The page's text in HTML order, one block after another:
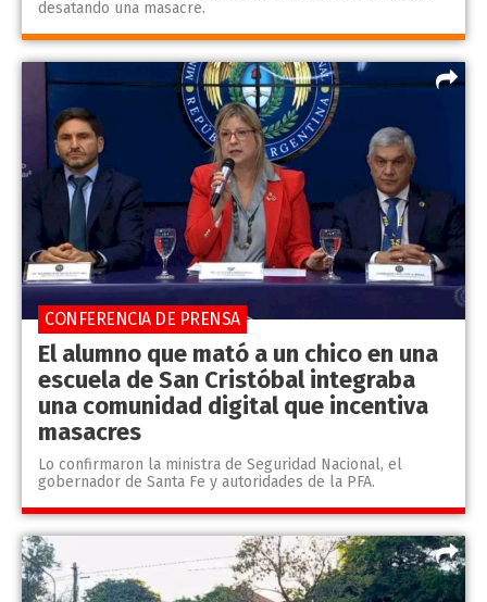
desatando una masacre.
El alumno que mató a un chico en una
escuela de San Cristóbal integraba
una comunidad digital que incentiva
masacres
Lo confirmaron la ministra de Seguridad Nacional, el
gobernador de Santa Fe y autoridades de la PFA.
CONFERENCIA DE PRENSA